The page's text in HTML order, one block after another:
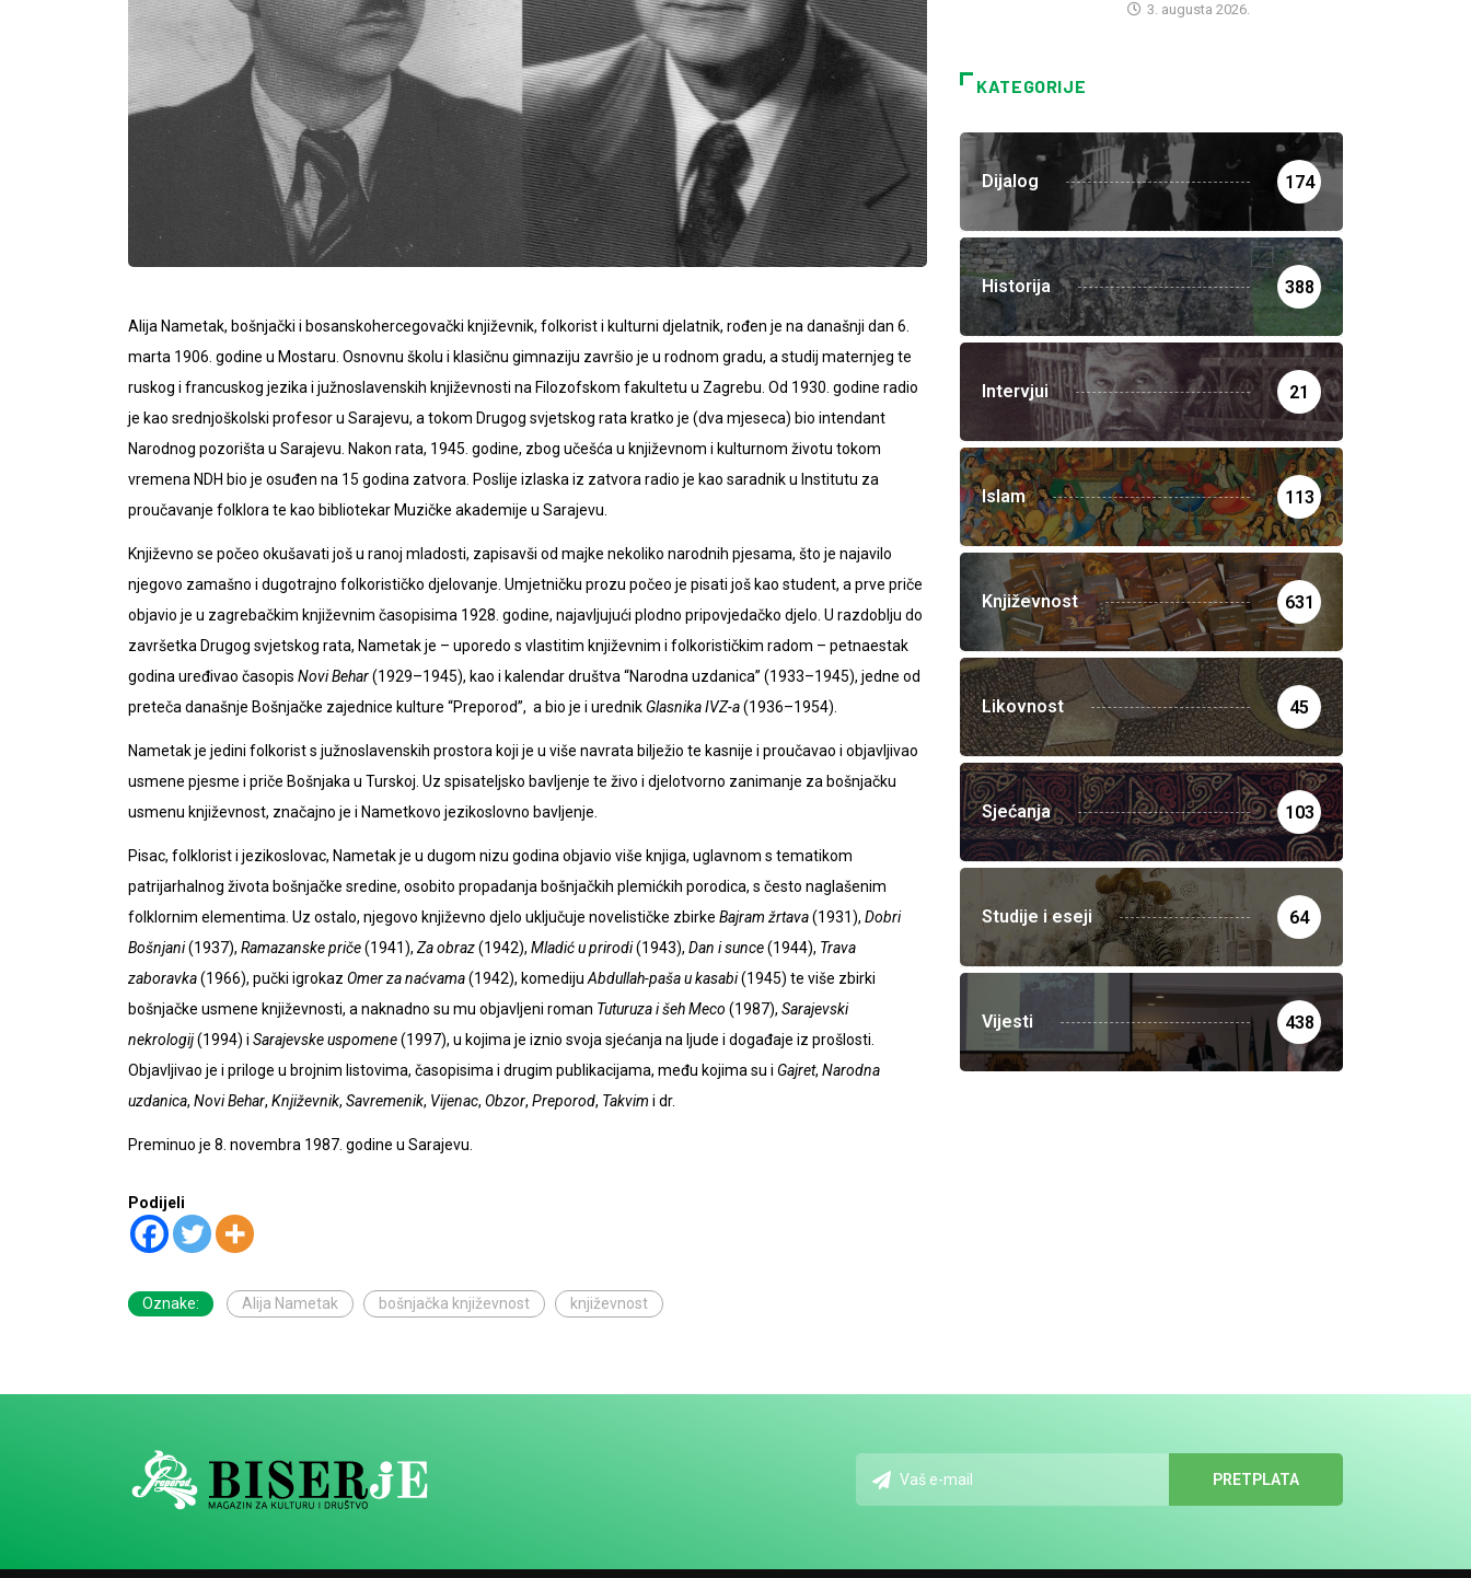
Alija Nametak, bošnjački i bosanskohercegovački književnik, folkorist i kulturni djelatnik, rođen je na današnji dan 6.
marta 1906. godine u Mostaru. Osnovnu školu i klasičnu gimnaziju završio je u rodnom gradu, a studij maternjeg te
ruskog i francuskog jezika i južnoslavenskih književnosti na Filozofskom fakultetu u Zagrebu. Od 1930. godine radio
je kao srednjoškolski profesor u Sarajevu, a tokom Drugog svjetskog rata kratko je (dva mjeseca) bio intendant
Narodnog pozorišta u Sarajevu. Nakon rata, 1945. godine, zbog učešća u književnom i kulturnom životu tokom
vremena NDH bio je osuđen na 15 godina zatvora. Poslije izlaska iz zatvora radio je kao saradnik u Institutu za
proučavanje folklora te kao bibliotekar Muzičke akademije u Sarajevu.
Književno se počeo okušavati još u ranoj mladosti, zapisavši od majke nekoliko narodnih pjesama, što je najavilo
njegovo zamašno i dugotrajno folkorističko djelovanje. Umjetničku prozu počeo je pisati još kao student, a prve priče
objavio je u zagrebačkim književnim časopisima 1928. godine, najavljujući plodno pripovjedačko djelo. U razdoblju do
završetka Drugog svjetskog rata, Nametak je – uporedo s vlastitim književnim i folkorističkim radom – petnaestak
godina uređivao časopis Novi Behar(1929–1945), kao i kalendar društva “Narodna uzdanica” (1933–1945), jedne od
preteča današnje Bošnjačke zajednice kulture “Preporod”, a bio je i urednik Glasnika IVZ-a(1936–1954).
Nametak je jedini folkorist s južnoslavenskih prostora koji je u više navrata bilježio te kasnije i proučavao i objavljivao
usmene pjesme i priče Bošnjaka u Turskoj. Uz spisateljsko bavljenje te živo i djelotvorno zanimanje za bošnjačku
usmenu književnost, značajno je i Nametkovo jezikoslovno bavljenje.
Pisac, folklorist i jezikoslovac, Nametak je u dugom nizu godina objavio više knjiga, uglavnom s tematikom
patrijarhalnog života bošnjačke sredine, osobito propadanja bošnjačkih plemićkih porodica, s često naglašenim
folklornim elementima. Uz ostalo, njegovo književno djelo uključuje novelističke zbirke Bajram žrtava(1931), Dobri
Bošnjani(1937), Ramazanske priče(1941), Za obraz(1942), Mladić u prirodi(1943), Dan i sunce(1944), Trava
zaboravka(1966), pučki igrokaz Omer za naćvama(1942), komediju Abdullah-paša u kasabi(1945) te više zbirki
bošnjačke usmene književnosti, a naknadno su mu objavljeni roman Tuturuza i šeh Meco (1987), Sarajevski
nekrologij(1994) i Sarajevske uspomene(1997), u kojima je iznio svoja sjećanja na ljude i događaje iz prošlosti.
Objavljivao je i priloge u brojnim listovima, časopisima i drugim publikacijama, među kojima su i Gajret, Narodna
uzdanica, Novi Behar, Književnik, Savremenik, Vijenac, Obzor, Preporod, Takvim i dr.
Preminuo je 8. novembra 1987. godine u Sarajevu.
Podijeli
Oznake: Alija Nametak bošnjačka književnost književnost
3. augusta 2026.
KATEGORIJE
Dijalog 174
Historija 388
Intervjui 21
Islam 113
Književnost 631
Likovnost 45
Sjećanja 103
Studije i eseji 64
Vijesti 438